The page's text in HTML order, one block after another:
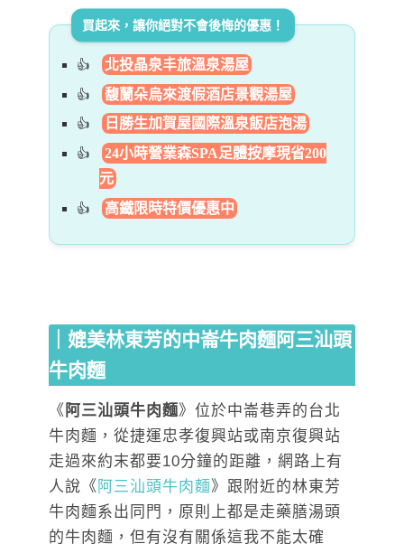
買起來，讓你絕對不會後悔的優惠！
北投晶泉丰旅溫泉湯屋
馥蘭朵烏來渡假酒店景觀湯屋
日勝生加賀屋國際溫泉飯店泡湯
24小時營業森SPA足體按摩現省200
元
高鐵限時特價優惠中
｜媲美林東芳的中崙牛肉麵阿三汕頭
牛肉麵
《 阿三汕頭牛肉麵》位於中崙巷弄的台北
牛肉麵，從捷運忠孝復興站或南京復興站
走過來約末都要10分鐘的距離，網路上有
人說《 阿三汕頭牛肉麵》跟附近的林東芳
牛肉麵系出同門，原則上都是走藥膳湯頭
的牛肉麵，但有沒有關係這我不能太確